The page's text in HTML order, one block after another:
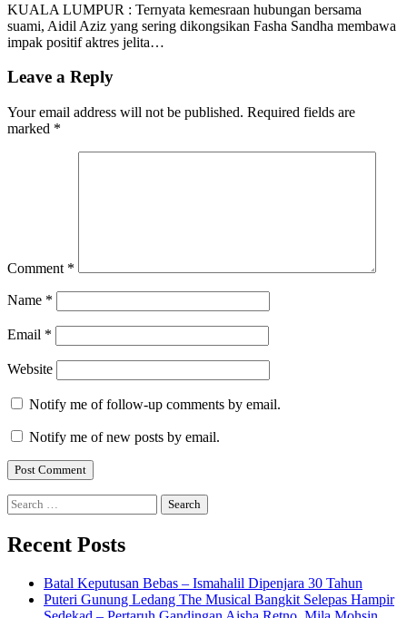
KUALA LUMPUR : Ternyata kemesraan hubungan bersama
suami, Aidil Aziz yang sering dikongsikan Fasha Sandha membawa
impak positif aktres jelita…
Leave a Reply
Your email address will not be published. Required fields are
marked *
Comment *
Name *
Email *
Website
Notify me of follow-up comments by email.
Notify me of new posts by email.
Search
for:
Recent Posts
Batal Keputusan Bebas – Ismahalil Dipenjara 30 Tahun
Puteri Gunung Ledang The Musical Bangkit Selepas Hampir